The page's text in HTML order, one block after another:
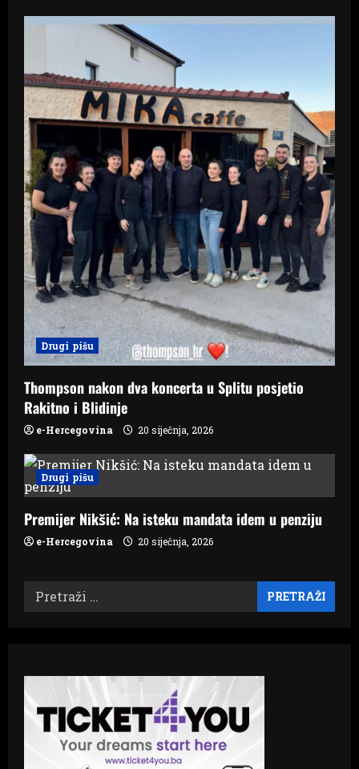
Drugi pišu
Thompson nakon dva koncerta u Splitu posjetio
Rakitno i Blidinje
e-Hercegovina 20 siječnja, 2026
Drugi pišu
Premijer Nikšić: Na isteku mandata idem u penziju
e-Hercegovina 20 siječnja, 2026
Pretraži: